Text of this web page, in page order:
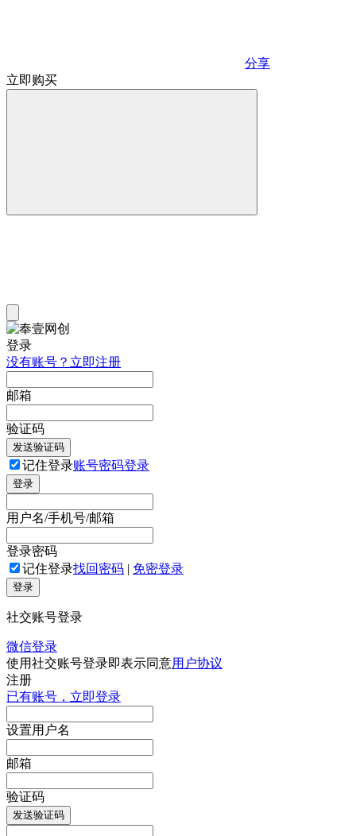
分享
立即购买
登录
没有账号？立即注册
邮箱
验证码
发送验证码
记住登录账号密码登录
登录
用户名/手机号/邮箱
登录密码
记住登录找回密码 | 免密登录
登录
社交账号登录
微信登录
使用社交账号登录即表示同意用户协议
注册
已有账号，立即登录
设置用户名
邮箱
验证码
发送验证码